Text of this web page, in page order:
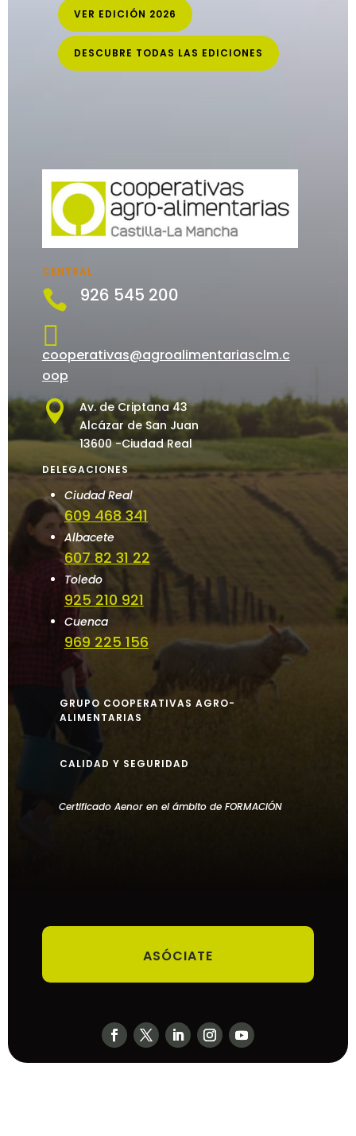
VER EDICIÓN 2026
DESCUBRE TODAS LAS EDICIONES
CENTRAL
 926 545 200

cooperativas@agroalimentariasclm.c
oop

Av. de Criptana 43
Alcázar de San Juan
13600 -Ciudad Real
DELEGACIONES
Ciudad Real
609 468 341
Albacete
607 82 31 22
Toledo
925 210 921
Cuenca
969 225 156
GRUPO COOPERATIVAS AGRO-
ALIMENTARIAS
CALIDAD Y SEGURIDAD
Certificado Aenor en el ámbito de FORMACIÓN
ASÓCIATE